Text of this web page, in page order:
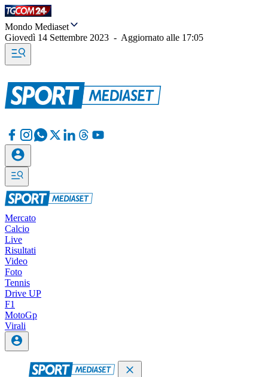
Mondo Mediaset
Giovedì 14 Settembre 2023 - Aggiornato alle 17:05
Mercato
Calcio
Live
Risultati
Video
Foto
Tennis
Drive UP
F1
MotoGp
Virali